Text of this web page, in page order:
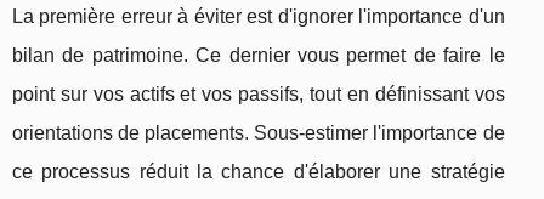
La première erreur à éviter est d'ignorer l'importance d'un
bilan de patrimoine. Ce dernier vous permet de faire le
point sur vos actifs et vos passifs, tout en définissant vos
orientations de placements. Sous-estimer l'importance de
ce processus réduit la chance d'élaborer une stratégie